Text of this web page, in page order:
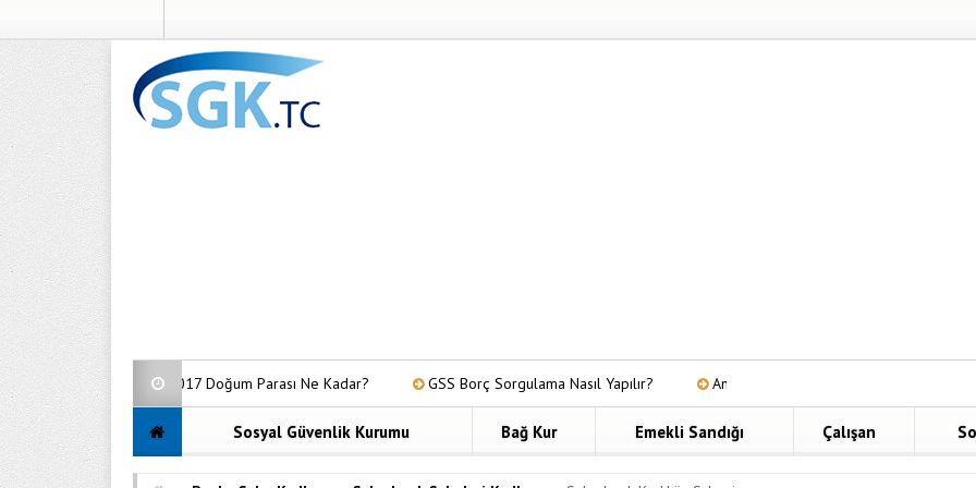
2017 Doğum Parası Ne Kadar? GSS Borç Sorgulama Nasıl Yapılır? Anadolu Hayat Bireysel Emeklilik
Sosyal Güvenlik Kurumu Bağ Kur Emekli Sandığı Çalışan